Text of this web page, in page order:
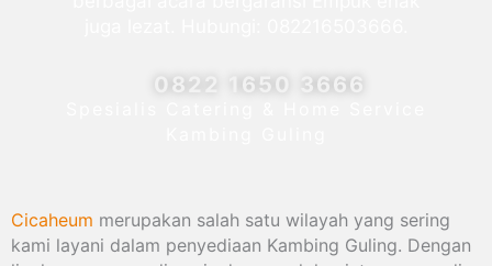
0822 1650 3666
Cicaheum merupakan salah satu wilayah yang sering
kami layani dalam penyediaan Kambing Guling. Dengan